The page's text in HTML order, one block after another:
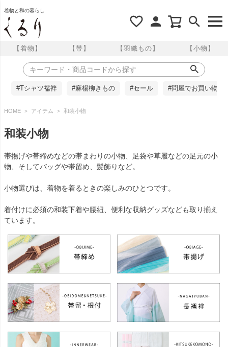
着物と和の暮らし
【着物】 【帯】 【羽織もの】 【小物】
#Tシャツ襦袢 #麻楊柳きもの #セール #問屋でお買い物
HOME アイテム 和装小物
和装小物
帯揚げや帯締めなどの帯まわりの小物、足袋や草履などの足元の小
物、そしてバッグや帯留め、髪飾りなど。
小物選びは、着物を着るときの楽しみのひとつです。
着付けに必須の和装下着や腰紐、便利な収納グッズなども取り揃え
ています。